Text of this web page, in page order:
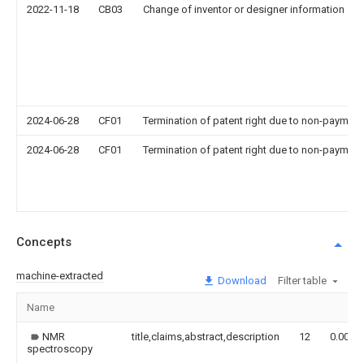
2022-11-18 CB03 Change of inventor or designer information
2024-06-28 CF01 Termination of patent right due to non-
2024-06-28 CF01 Termination of patent right due to non-
Concepts
machine-extracted Download Filter table
Name
NMR
spectroscopy
title,claims,abstract,description 12 0.000